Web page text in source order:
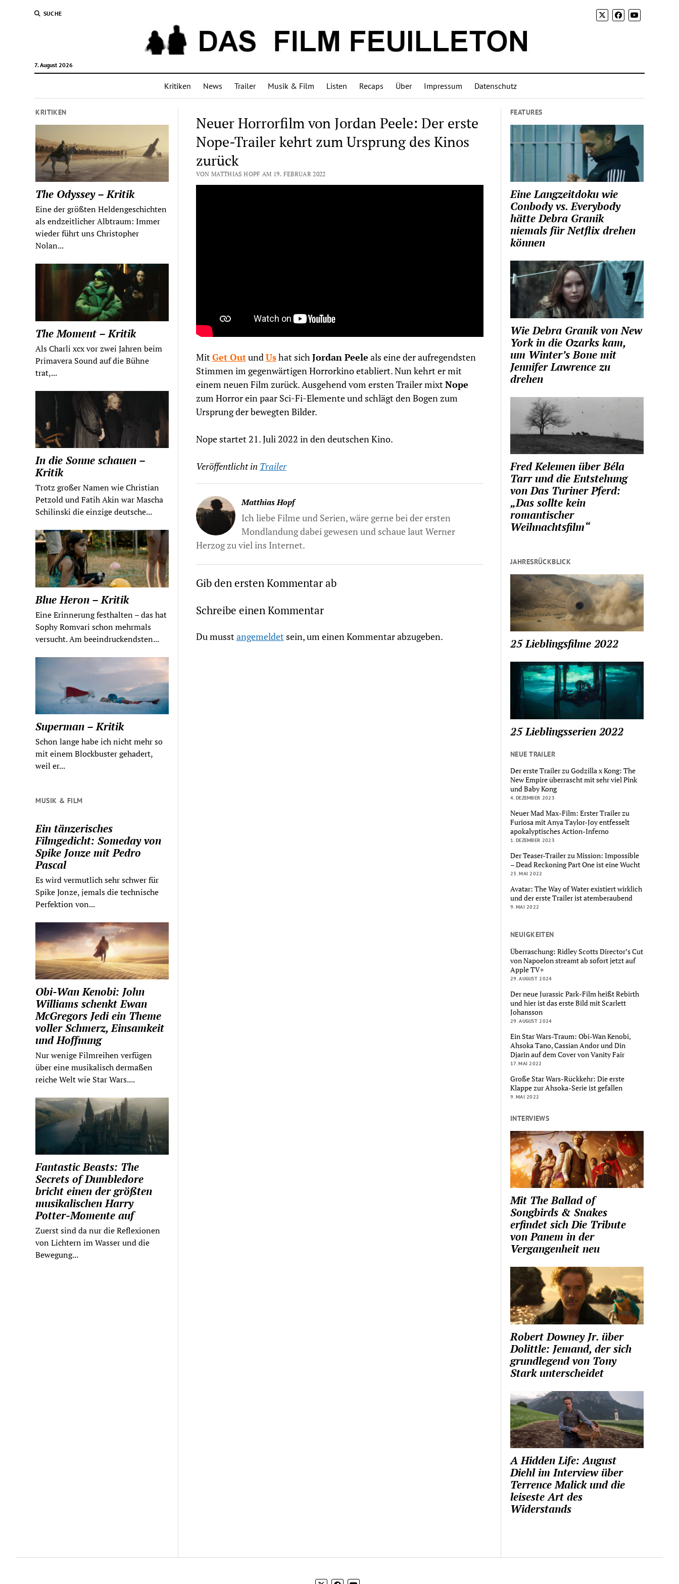
SUCHE
7. August 2026
Kritiken News Trailer Musik & Film Listen Recaps Über Impressum Datenschutz
KRITIKEN
The Odyssey – Kritik
Eine der größten Heldengeschichten
als endzeitlicher Albtraum: Immer
wieder führt uns Christopher
Nolan...
The Moment – Kritik
Als Charli xcx vor zwei Jahren beim
Primavera Sound auf die Bühne
trat,...
In die Sonne schauen –
Kritik
Trotz großer Namen wie Christian
Petzold und Fatih Akin war Mascha
Schilinski die einzige deutsche...
Blue Heron – Kritik
Eine Erinnerung festhalten – das hat
Sophy Romvari schon mehrmals
versucht. Am beeindruckendsten...
Superman – Kritik
Schon lange habe ich nicht mehr so
mit einem Blockbuster gehadert,
weil er...
MUSIK & FILM
Ein tänzerisches
Filmgedicht: Someday von
Spike Jonze mit Pedro
Pascal
Es wird vermutlich sehr schwer für
Spike Jonze, jemals die technische
Perfektion von...
Obi-Wan Kenobi: John
Williams schenkt Ewan
McGregors Jedi ein Theme
voller Schmerz, Einsamkeit
und Hoffnung
Nur wenige Filmreihen verfügen
über eine musikalisch dermaßen
reiche Welt wie Star Wars....
Fantastic Beasts: The
Secrets of Dumbledore
bricht einen der größten
musikalischen Harry
Potter-Momente auf
Zuerst sind da nur die Reflexionen
von Lichtern im Wasser und die
Bewegung...
Neuer Horrorfilm von Jordan Peele: Der erste
Nope-Trailer kehrt zum Ursprung des Kinos
zurück
VON MATTHIAS HOPF AM 19. FEBRUAR 2022
MitGet OutundUshat sichJordan Peele als eine der aufregendsten
Stimmen im gegenwärtigen Horrorkino etabliert. Nun kehrt er mit
einem neuen Film zurück. Ausgehend vom ersten Trailer mixtNope
zum Horror ein paar Sci-Fi-Elemente und schlägt den Bogen zum
Ursprung der bewegten Bilder.
Nope startet 21. Juli 2022 in den deutschen Kino.
Veröffentlicht in Trailer
Matthias Hopf
Ich liebe Filme und Serien, wäre gerne bei der ersten
Mondlandung dabei gewesen und schaue laut Werner
Herzog zu viel ins Internet.
Gib den ersten Kommentar ab
Schreibe einen Kommentar
Du musstangemeldetsein, um einen Kommentar abzugeben.
FEATURES
Eine Langzeitdoku wie
Conbody vs. Everybody
hätte Debra Granik
niemals für Netflix drehen
können
Wie Debra Granik von New
York in die Ozarks kam,
um Winter’s Bone mit
Jennifer Lawrence zu
drehen
Fred Kelemen über Béla
Tarr und die Entstehung
von Das Turiner Pferd:
„Das sollte kein
romantischer
Weihnachtsfilm“
JAHRESRÜCKBLICK
25 Lieblingsfilme 2022
25 Lieblingsserien 2022
NEUE TRAILER
Der erste Trailer zu Godzilla x Kong: The
New Empire überrascht mit sehr viel Pink
und Baby Kong
4. DEZEMBER 2023
Neuer Mad Max-Film: Erster Trailer zu
Furiosa mit Anya Taylor-Joy entfesselt
apokalyptisches Action-Inferno
1. DEZEMBER 2023
Der Teaser-Trailer zu Mission: Impossible
– Dead Reckoning Part One ist eine Wucht
23. MAI 2022
Avatar: The Way of Water existiert wirklich
und der erste Trailer ist atemberaubend
9. MAI 2022
NEUIGKEITEN
Überraschung: Ridley Scotts Director’s Cut
von Napoelon streamt ab sofort jetzt auf
Apple TV+
29. AUGUST 2024
Der neue Jurassic Park-Film heißt Rebirth
und hier ist das erste Bild mit Scarlett
Johansson
29. AUGUST 2024
Ein Star Wars-Traum: Obi-Wan Kenobi,
Ahsoka Tano, Cassian Andor und Din
Djarin auf dem Cover von Vanity Fair
17. MAI 2022
Große Star Wars-Rückkehr: Die erste
Klappe zur Ahsoka-Serie ist gefallen
9. MAI 2022
INTERVIEWS
Mit The Ballad of
Songbirds & Snakes
erfindet sich Die Tribute
von Panem in der
Vergangenheit neu
Robert Downey Jr. über
Dolittle: Jemand, der sich
grundlegend von Tony
Stark unterscheidet
A Hidden Life: August
Diehl im Interview über
Terrence Malick und die
leiseste Art des
Widerstands